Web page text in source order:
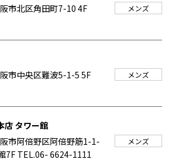
市北区角田町7-10 4F
メンズ
市中央区難波5-1-5 5F
メンズ
店 タワー館
市阿倍野区阿倍野筋1-1-
7F TEL.06- 6624-1111
メンズ